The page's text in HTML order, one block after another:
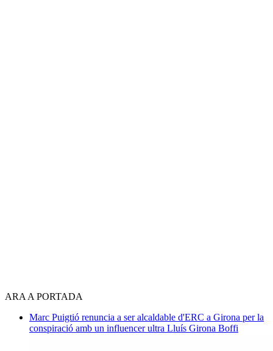
ARA A PORTADA
Marc Puigtió renuncia a ser alcaldable d'ERC a Girona per la
conspiració amb un influencer ultra Lluís Girona Boffi